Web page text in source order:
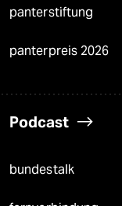
panterstiftung
panterpreis 2026
Podcast
bundestalk